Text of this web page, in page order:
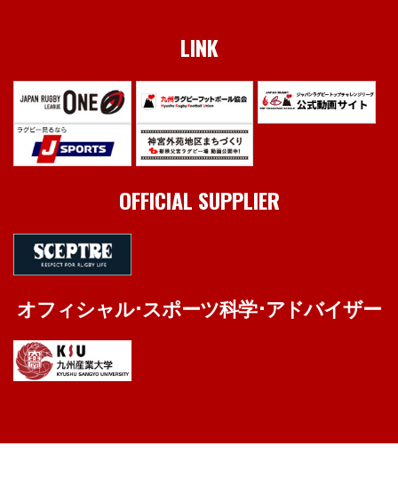
LINK
OFFICIAL SUPPLIER
オフィシャル･スポーツ科学･アドバイザー